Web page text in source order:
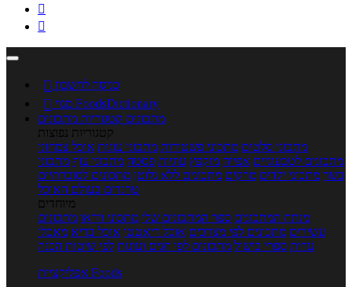


 כניסה לחשבון

מנוי FoodsDictionary
מתכונים קטגוריות מתכונים
קטגוריות נפוצות
מתכוני סלטים מתכוני פשטידות מתכוני עוגות אוכל צמחוני
מתכונים לטבעוניים אפייה מוקפץ עוגיות פסטה מתכוני עוף מתכוני
בשר מתכוני ילדים מרקים מתכונים ללא גלוטן מתכונים לסוכרתיים
טרנדים בעולם האוכל
מיוחדים
מנתח המתכונים ספר המתכונים שלי מתכוני וידאו מתכונים
עשירים מתכונים לפי מצרכים אוכל דיאטטי אוכל בריא מאכלי
עדות ספרי בישול מתכונים לפי חגים ועונות לפי שיטות הכנה
אפליקציית Foods